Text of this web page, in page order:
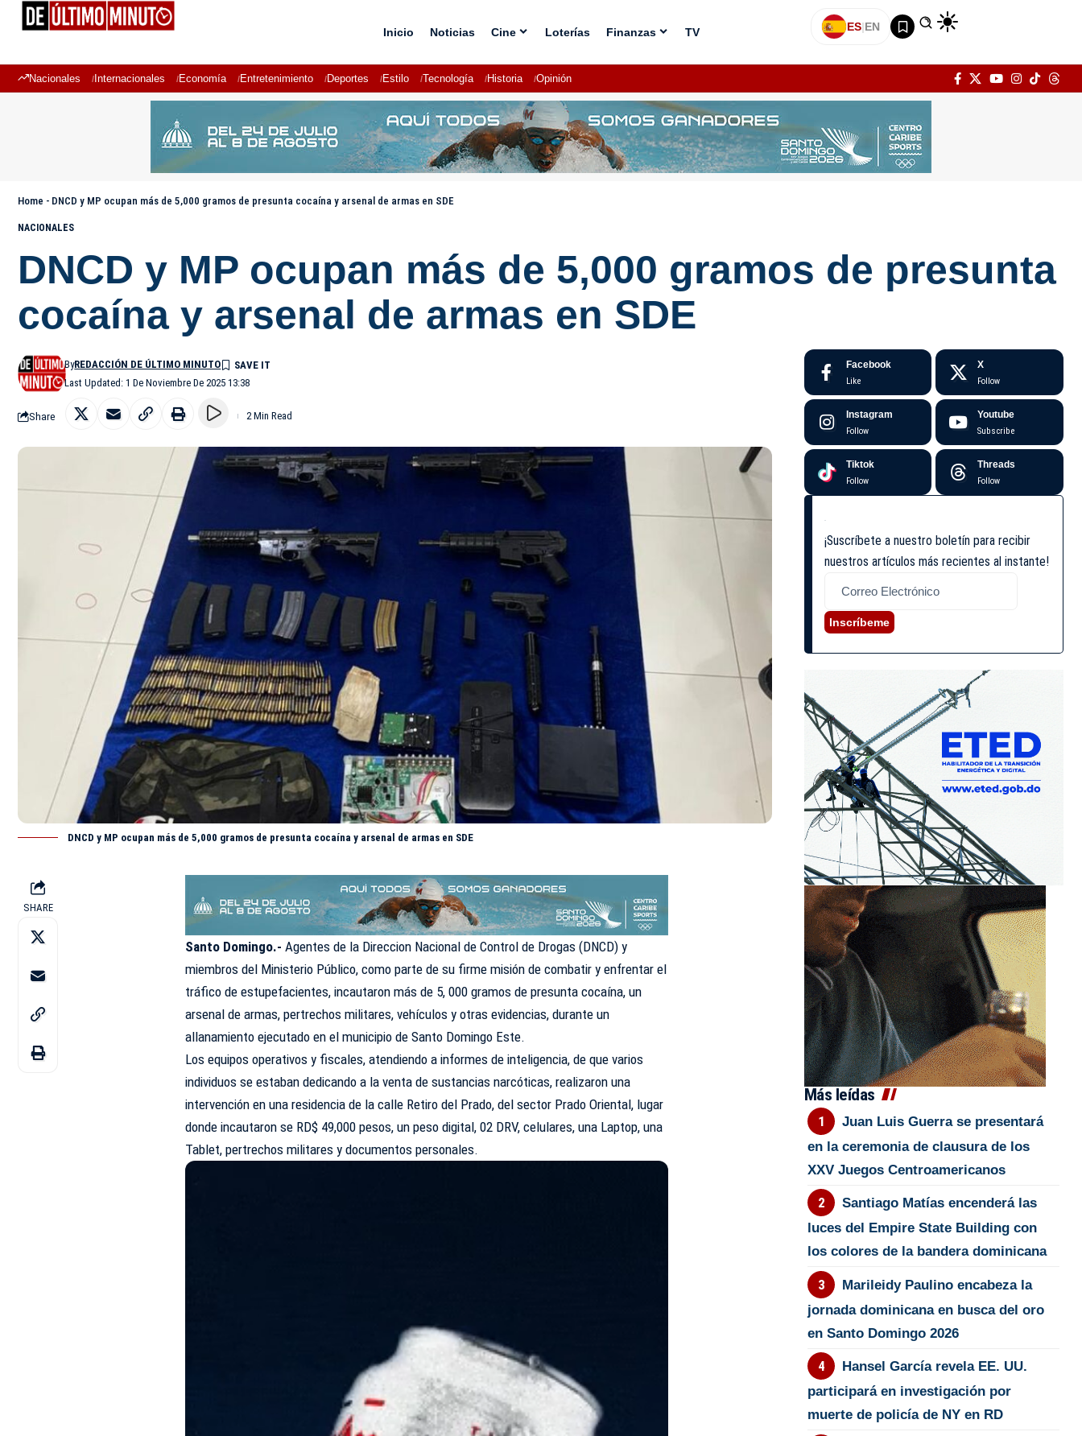
Inicio Noticias Cine Loterías Finanzas TV ES|EN
Nacionales Internacionales Economía Entretenimiento Deportes Estilo Tecnología Historia Opinión
Home - DNCD y MP ocupan más de 5,000 gramos de presunta cocaína y arsenal de armas en SDE
NACIONALES
DNCD y MP ocupan más de 5,000 gramos de presunta
cocaína y arsenal de armas en SDE
Last Updated: 1 De Noviembre De 2025 13:38
ByREDACCIÓN DE ÚLTIMO MINUTO
Share 2 Min Read
DNCD y MP ocupan más de 5,000 gramos de presunta cocaína y arsenal de armas en SDE
SHARE
Santo Domingo.-Agentes de la Direccion Nacional de Control de Drogas (DNCD) y
miembros del Ministerio Público, como parte de su firme misión de combatir y enfrentar el
tráfico de estupefacientes, incautaron más de 5, 000 gramos de presunta cocaína, un
arsenal de armas, pertrechos militares, vehículos y otras evidencias, durante un
allanamiento ejecutado en el municipio de Santo Domingo Este.
Los equipos operativos y fiscales, atendiendo a informes de inteligencia, de que varios
individuos se estaban dedicando a la venta de sustancias narcóticas, realizaron una
intervención en una residencia de la calle Retiro del Prado, del sector Prado Oriental, lugar
donde incautaron se RD$ 49,000 pesos, un peso digital, 02 DRV, celulares, una Laptop, una
Tablet, pertrechos militares y documentos personales.
Facebook
Like
X
Follow
Instagram
Follow
Youtube
Subscribe
Tiktok
Follow
Threads
Follow
¡Suscríbete a nuestro boletín para recibir
nuestros artículos más recientes al instante!
Inscríbeme
Más leídas
Juan Luis Guerra se presentará
en la ceremonia de clausura de los
XXV Juegos Centroamericanos
Santiago Matías encenderá las
luces del Empire State Building con
los colores de la bandera dominicana
Marileidy Paulino encabeza la
jornada dominicana en busca del oro
en Santo Domingo 2026
Hansel García revela EE. UU.
participará en investigación por
muerte de policía de NY en RD